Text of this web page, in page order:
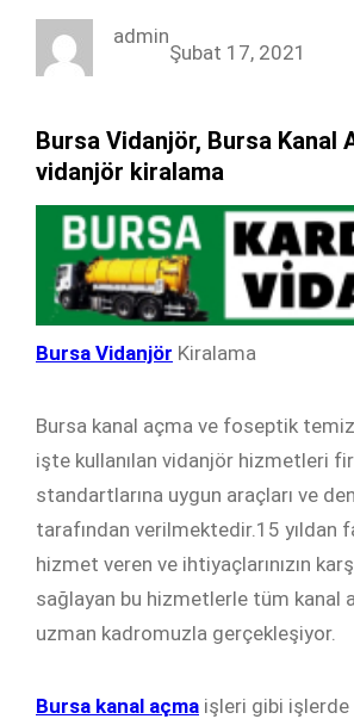
e
o
t
r
k
I
t
r
m
admin
Şubat 17, 2021
Bursa Vidanjör, Bursa Kanal
vidanjör kiralama
Bursa Vidanjör Kiralama
Bursa kanal açma ve foseptik
işte kullanılan vidanjör hizmetleri
standartlarına uygun araçları ve
tarafından verilmektedir.15 yıldan
hizmet veren ve ihtiyaçlarınızın
sağlayan bu hizmetlerle tüm kanal
uzman kadromuzla gerçekleşiyor.
Bursa kanal açma işleri gibi